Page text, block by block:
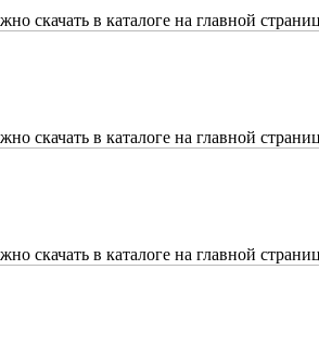
скачать в каталоге на главной
скачать в каталоге на главной
скачать в каталоге на главной